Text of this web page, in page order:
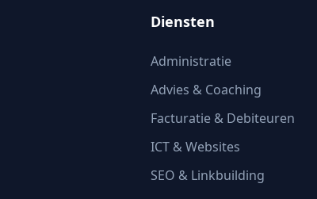
Diensten
Administratie
Advies & Coaching
Facturatie & Debiteuren
ICT & Websites
SEO & Linkbuilding